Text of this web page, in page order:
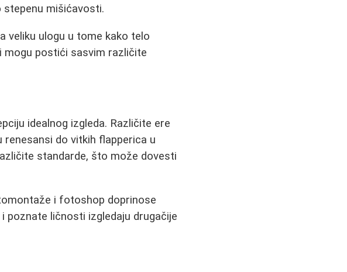
stepenu mišićavosti.
veliku ulogu u tome kako telo
mogu postići sasvim različite
idealnog izgleda. Različite ere
do vitkih flapperica u
standarde, što može dovesti
i fotoshop doprinose
poznate ličnosti izgledaju drugačije